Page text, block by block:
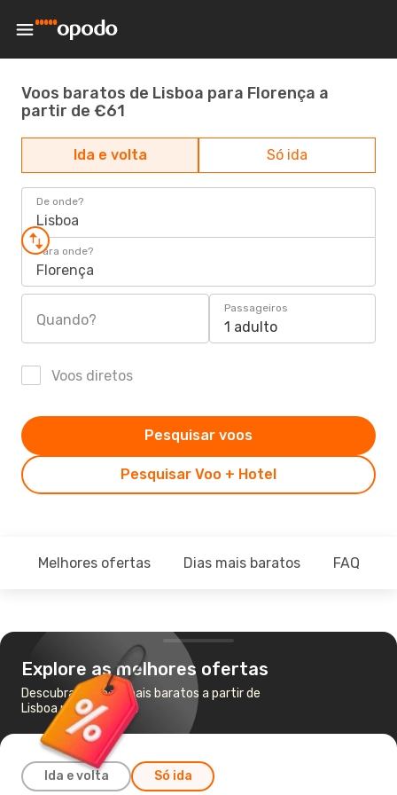
Voos baratos de Lisboa para Florença a
partir de €61
Ida e volta Só ida
De onde?
Lisboa
Para onde?
Florença
Quando?
Passageiros
1 adulto
Voos diretos
Pesquisar Voo + Hotel
Pesquisar voos
Melhores ofertas Dias mais baratos FAQ
Explore as melhores ofertas
Descubra os voos mais baratos a partir de
Lisboa para Florença
Ida e volta Só ida